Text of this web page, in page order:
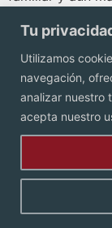
Tu
Utilizamos
navegación,
analizar nuestro
acepta nuestro